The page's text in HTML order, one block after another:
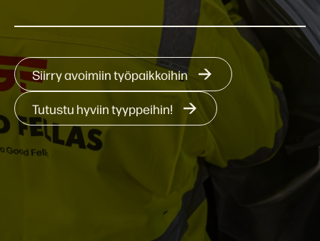
Siirry avoimiin työpaikkoihin
Tutustu hyviin tyyppeihin!